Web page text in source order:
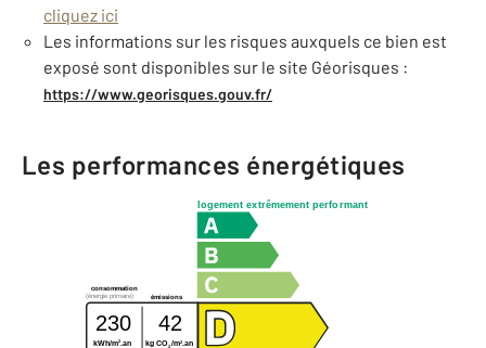
cliquez ici
Les informations sur les risques auxquels ce bien est
exposé sont disponibles sur le site Géorisques :
https://www.georisques.gouv.fr/
Les performances énergétiques
logement extrêmement performant
consommation
émissions
(énergie primaire)
230 42
kWh/m2.an kg CO2 /m2 .an